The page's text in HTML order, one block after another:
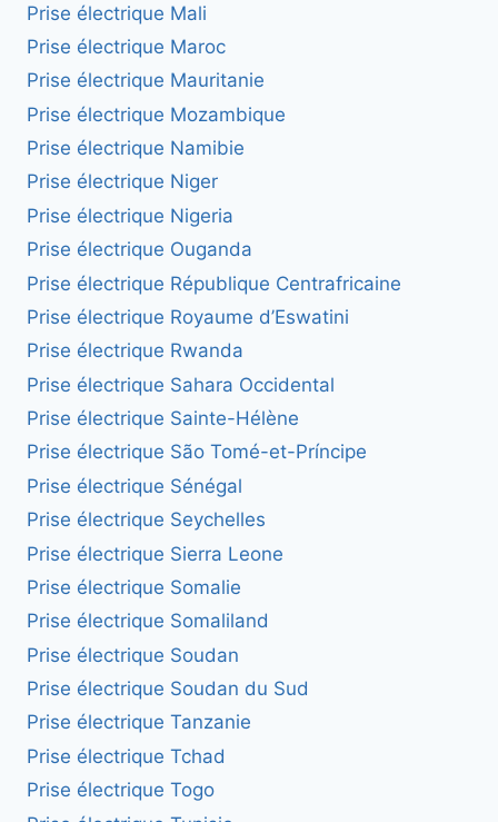
Prise électrique Mali
Prise électrique Maroc
Prise électrique Mauritanie
Prise électrique Mozambique
Prise électrique Namibie
Prise électrique Niger
Prise électrique Nigeria
Prise électrique Ouganda
Prise électrique République Centrafricaine
Prise électrique Royaume d’Eswatini
Prise électrique Rwanda
Prise électrique Sahara Occidental
Prise électrique Sainte-Hélène
Prise électrique São Tomé-et-Príncipe
Prise électrique Sénégal
Prise électrique Seychelles
Prise électrique Sierra Leone
Prise électrique Somalie
Prise électrique Somaliland
Prise électrique Soudan
Prise électrique Soudan du Sud
Prise électrique Tanzanie
Prise électrique Tchad
Prise électrique Togo